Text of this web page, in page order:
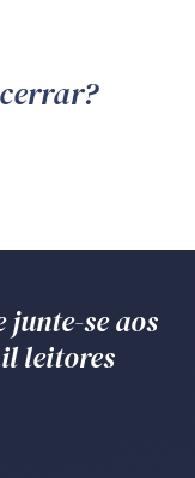
junte-se aos
leitores